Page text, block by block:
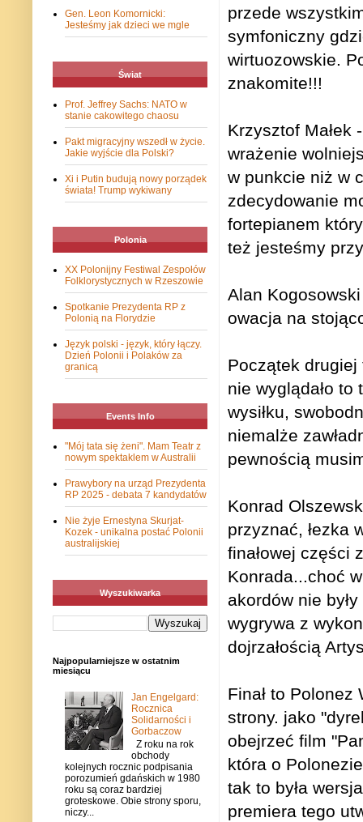
przede
symfoniczny
wirtuozowskie.
znakomite!!!
Krzysztof Małek
wrażenie
w punkcie niż w
zdecydowanie
fortepianem
też jesteśmy
Alan
owacja na
Początek
nie wyglądało
wysiłku,
niemalże
pewnością
Konrad
przyznać, łezka
finałowej części
Konrada...choć
akordów nie
wygrywa z
dojrzałością
Finał to
strony. jako
obejrzeć film
która o
tak to była
premiera tego
Gen. Leon Komornicki:
Jesteśmy jak dzieci we mgle
Świat
Prof. Jeffrey Sachs: NATO w
stanie cakowitego chaosu
Pakt migracyjny wszedł w życie.
Jakie wyjście dla Polski?
Xi i Putin budują nowy porządek
świata! Trump wykiwany
Polonia
XX Polonijny Festiwal Zespołów
Folklorystycznych w Rzeszowie
Spotkanie Prezydenta RP z
Polonią na Florydzie
Język polski - język, który łączy.
Dzień Polonii i Polaków za
granicą
Events Info
"Mój tata się żeni". Mam Teatr z
nowym spektaklem w Australii
Prawybory na urząd Prezydenta
RP 2025 - debata 7 kandydatów
Nie żyje Ernestyna Skurjat-
Kozek - unikalna postać Polonii
australijskiej
Wyszukiwarka
Najpopularniejsze w ostatnim
miesiącu
Jan Engelgard:
Rocznica
Solidarności i
Gorbaczow
Z roku na rok
obchody
kolejnych rocznic podpisania
porozumień gdańskich w 1980
roku są coraz bardziej
groteskowe. Obie strony sporu,
niczy...